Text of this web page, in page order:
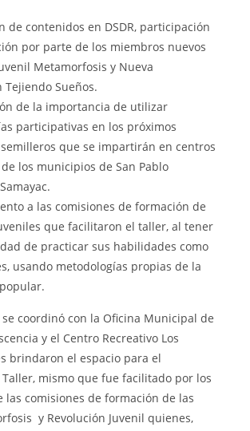
de contenidos en DSDR, participación
por parte de los miembros nuevos
Metamorfosis y Nueva
Tejiendo Sueños.
de la importancia de utilizar
participativas en los próximos
que se impartirán en centros
los municipios de San Pablo
a las comisiones de formación de
que facilitaron el taller, al tener
de practicar sus habilidades como
usando metodologías propias de la
coordinó con la Oficina Municipal de
y el Centro Recreativo Los
brindaron el espacio para el
mismo que fue facilitado por los
las comisiones de formación de las
y Revolución Juvenil quienes,